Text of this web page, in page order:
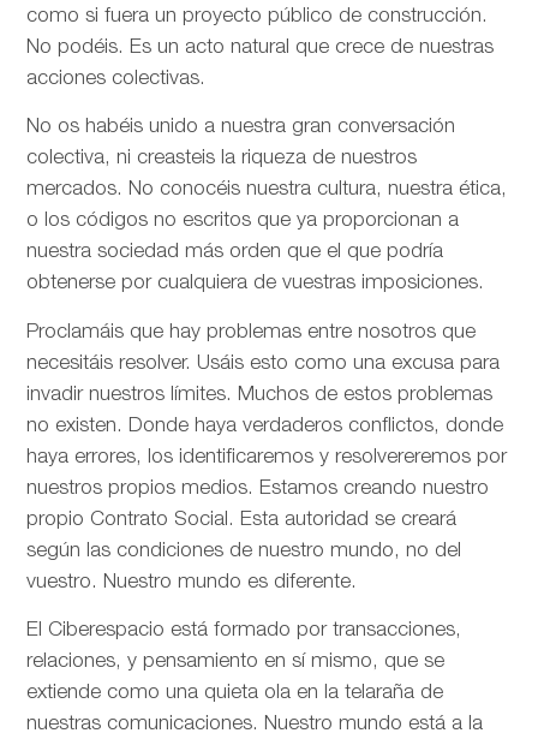
como si fuera un proyecto público de construcción.
No podéis. Es un acto natural que crece de nuestras
acciones colectivas.
No os habéis unido a nuestra gran conversación
colectiva, ni creasteis la riqueza de nuestros
mercados. No conocéis nuestra cultura, nuestra ética,
o los códigos no escritos que ya proporcionan a
nuestra sociedad más orden que el que podría
obtenerse por cualquiera de vuestras imposiciones.
Proclamáis que hay problemas entre nosotros que
necesitáis resolver. Usáis esto como una excusa para
invadir nuestros límites. Muchos de estos problemas
no existen. Donde haya verdaderos conflictos, donde
haya errores, los identificaremos y resolvereremos por
nuestros propios medios. Estamos creando nuestro
propio Contrato Social. Esta autoridad se creará
según las condiciones de nuestro mundo, no del
vuestro. Nuestro mundo es diferente.
El Ciberespacio está formado por transacciones,
relaciones, y pensamiento en sí mismo, que se
extiende como una quieta ola en la telaraña de
nuestras comunicaciones. Nuestro mundo está a la